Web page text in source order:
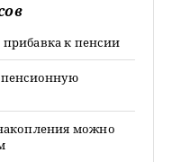
к пенсии
пенсионную
можно